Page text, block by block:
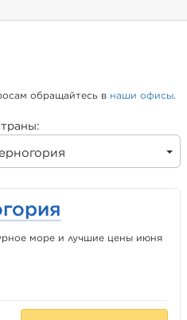
обращайтесь в наши офисы.
море и лучшие цены июня